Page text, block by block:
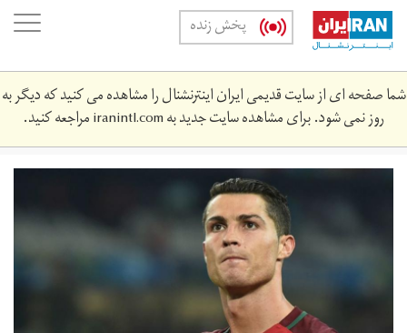
Skip
main
content
پخش زنده
شما صفحه ای از سایت قدیمی ایران اینترنشنال را مشاهده می کنید که دیگر به
روز نمی شود. برای مشاهده سایت جدید بهiranintl.comمراجعه کنید.
cristianoronaldo-